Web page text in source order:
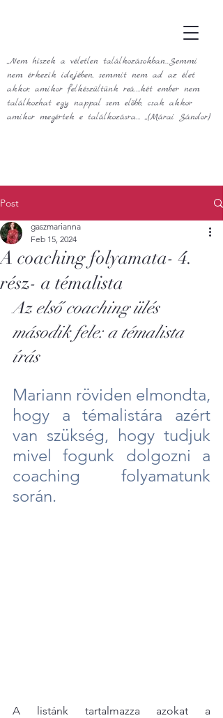
„Nem hiszek a véletlen találkozásokban…Semmi
nem érkezik idejében, semmit nem ad az élet
akkor, amikor felkészültünk reá.…két ember nem
találkozhat egy nappal sem előbb, csak akkor
amikor megértek e találkozásra… „(Márai Sándor)
Post
A coaching folyamata- 4.
rész- a témalista
gaszmarianna
Feb 15, 2024
Az első coaching ülés
második fele: a témalista
írás
Mariann röviden elmondta,
hogy a témalistára azért
van szükség, hogy tudjuk
mivel fogunk dolgozni a
coaching folyamatunk
során.
A listánk tartalmazza azokat a